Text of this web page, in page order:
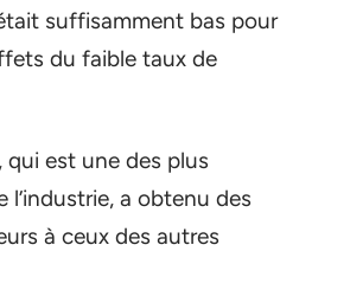
suffisamment bas pour
du faible taux de
qui est une des plus
l’industrie, a obtenu des
à ceux des autres